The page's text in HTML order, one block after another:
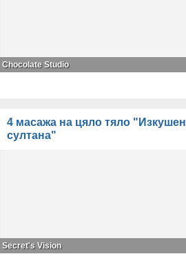
Chocolate Studio
4 масажа на цяло тяло
султана"
Secret's Vision